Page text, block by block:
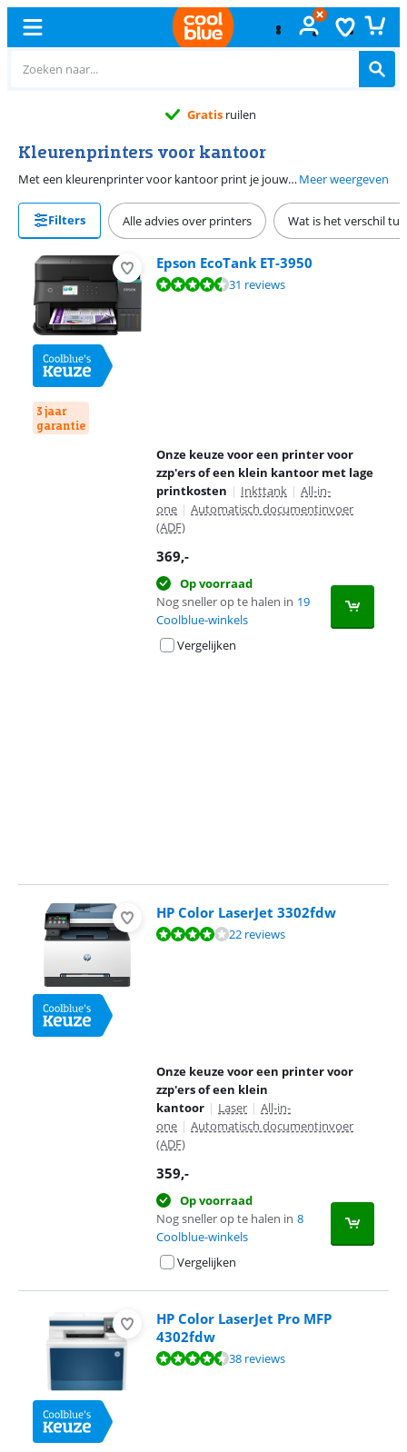
Gratis ruilen
Kleurenprinters voor kantoor
Met een kleurenprinter voor kantoor print je jouw werkdocumenten in kleur af. Zo staan grafieken en tabellen mooi op papier. Deze zakelijke kleurenprinters hebben een snelle afdruksnelheid en een invoercapaciteit van minstens 100 vellen. Dat maakt de printers geschikt voor kantoor. Een kleuren laserprinter drukt sneller en goedkoper af dan een inkjet kleurenprinter. Maar een inkjet kleurenprinter is geschikt als je afbeeldingen print. De printers hebben vaak ook handige functies zoals automatisch dubbelzijdig afdrukken of een automatische documentinvoer.Meer weergeven
Filters Alle advies over printers Wat is het verschil
3 jaar
garantie
Epson EcoTank ET-3950
Beoordeling is 8,6 van de 10, gebaseerd op 31 reviews.
31 reviews
Onze keuze voor een printer voor
zzp'ers of een klein kantoor met lage
printkosten | Inkttank | All-in-
one | Automatisch documentinvoer
(ADF)
369,-
Op voorraad
Nog sneller op te halen in 19
Coolblue-winkels
Vergelijken
HP Color LaserJet 3302fdw
Beoordeling is 8,3 van de 10, gebaseerd op 22 reviews.
22 reviews
Onze keuze voor een printer voor
zzp'ers of een klein
kantoor | Laser | All-in-
one | Automatisch documentinvoer
(ADF)
359,-
Op voorraad
Nog sneller op te halen in 8
Coolblue-winkels
Vergelijken
HP Color LaserJet Pro MFP
4302fdw
Beoordeling is 8,7 van de 10, gebaseerd op 38 reviews.
38 reviews